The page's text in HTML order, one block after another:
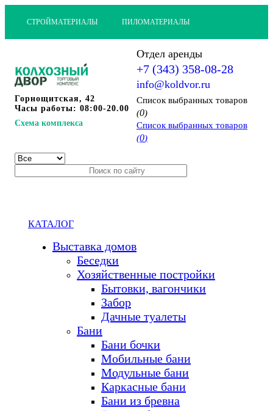
СТРОЙМАТЕРИАЛЫ ПИЛОМАТЕРИАЛЫ
Горнощитская, 42
Часы работы: 08:00-20.00
Схема комплекса
Отдел аренды
+7 (343) 358-08-28
info@koldvor.ru
Cписок выбранных товаров
(0)
Cписок выбранных товаров
(0)
КАТАЛОГ
Выставка домов
Беседки
Хозяйственные постройки
Бытовки, вагончики
Забор
Дачные туалеты
Бани
Бани бочки
Мобильные бани
Модульные бани
Каркасные бани
Бани из бревна